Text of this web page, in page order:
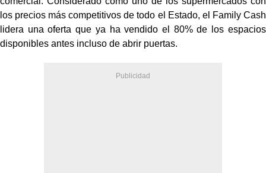
los precios más competitivos de todo el Estado, el Family Cash
lidera una oferta que ya ha vendido el 80% de los espacios
disponibles antes incluso de abrir puertas.